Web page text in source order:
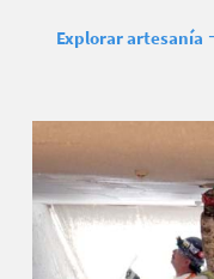
Explorar artesanía